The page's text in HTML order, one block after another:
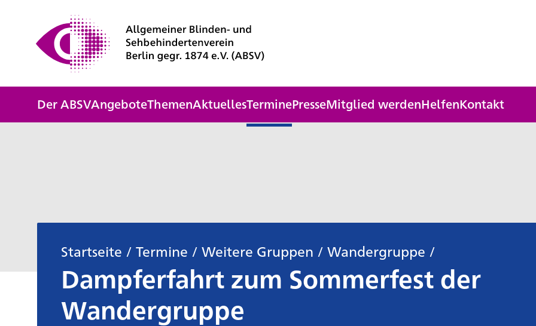
Der ABSVAngeboteThemenAktuellesTerminePresseMitglied werdenHelfenKontakt
Startseite / Termine / Weitere Gruppen / Wandergruppe /
Dampferfahrt zum Sommerfest der
Wandergruppe